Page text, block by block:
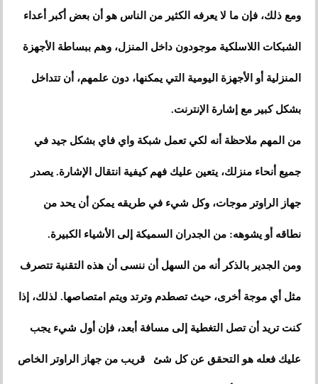
ومع ذلك، فإن ما لا يعرفه الكثير من الناس هو أن بعض أكبر أعداء
الشبكات اللاسلكية موجودون داخل المنزل، وهم ببساطة الأجهزة
المنزلية أو الأجهزة اليومية التي يمكنها، دون علمهم، أن تتداخل
بشكل كبير مع إشارة الإنترنت.
من المهم ملاحظة أنه لكي تعمل شبكة واي فاي بشكل جيد في
جميع أنحاء منزلك، يتعين عليك فهم كيفية انتقال الإشارة. يصدر
جهاز الراوتر موجات، وكل شيء في طريقه يمكن أن يحد من
نطاقه أو يشوهه: من الجدران السميكة إلى الأشياء الكبيرة.
ومن الجدير بالذكر أنه من السهل أن ننسى أن هذه التقنية تتصرف
مثل أي موجة أخرى، حيث تصطدم وترتد ويتم امتصاصها. لذلك، إذا
كنت تريد أن تصل التغطية إلى مسافة أبعد، فإن أول شيء يجب
عليك فعله هو التحقق عن كل شئ قريب من جهاز الراوتر الخاص